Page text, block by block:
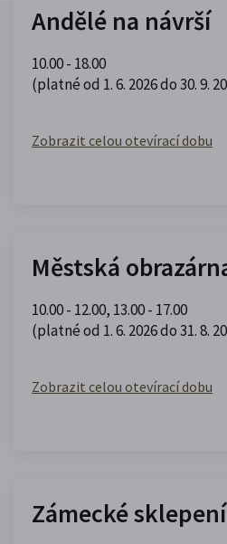
Andělé na návrší
10.00 - 18.00
(platné od 1. 6. 2026 do 30. 9.
Zobrazit celou otevírací dobu
Městská
10.00 - 12.00, 13.00 - 17.00
(platné od 1. 6. 2026 do 31. 8.
Zobrazit celou otevírací dobu
Zámecké sklepení